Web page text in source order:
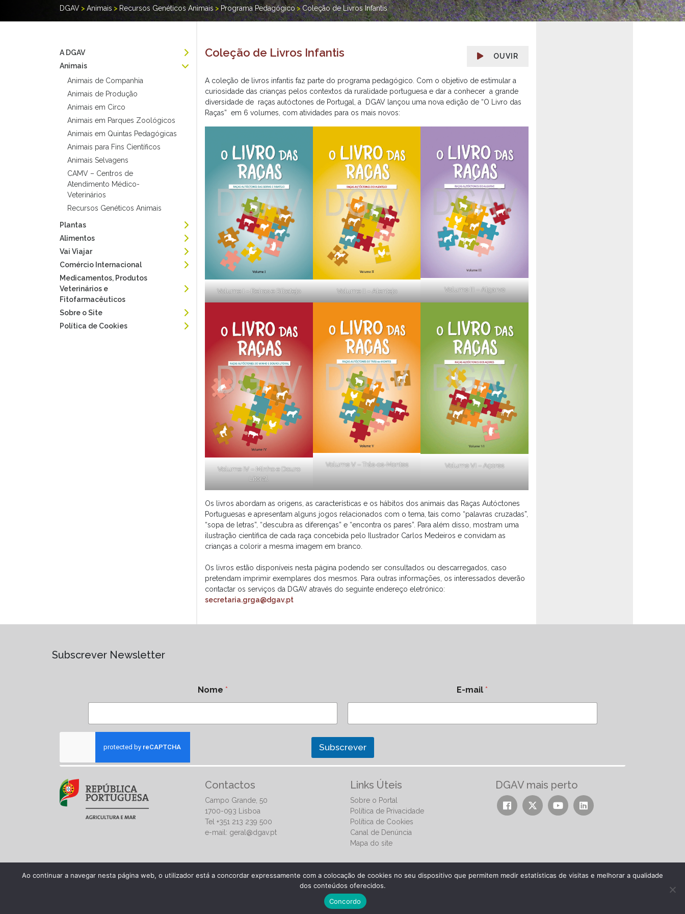
DGAV > Animais > Recursos Genéticos Animais > Programa Pedagógico>Coleção de Livros Infantis
A DGAV
Animais
Animais de Companhia
Animais de Produção
Animais em Circo
Animais em Parques Zoológicos
Animais em Quintas Pedagógicas
Animais para Fins Científicos
Animais Selvagens
CAMV – Centros de
Atendimento Médico-
Veterinários
Recursos Genéticos Animais
Plantas
Alimentos
Vai Viajar
Comércio Internacional
Medicamentos, Produtos
Veterinários e
Fitofarmacêuticos
Sobre o Site
Política de Cookies
OUVIR
Coleção de Livros Infantis
A coleção de livros infantis faz parte do programa pedagógico. Com o objetivo de estimular a
curiosidade das crianças pelos contextos da ruralidade portuguesa e dar a conhecer a grande
diversidade de raças autóctones de Portugal, a DGAV lançou uma nova edição de “O Livro das
Raças” em 6 volumes, com atividades para os mais novos:
Volume I – Beiras e Ribatejo Volume II – Alentejo Volume III – Algarve
Volume IV – Minho e Douro
Litoral
Volume V – Trás-os-Montes Volume VI – Açores
Os livros abordam as origens, as características e os hábitos dos animais das Raças Autóctones
Portuguesas e apresentam alguns jogos relacionados com o tema, tais como “palavras cruzadas”,
“sopa de letras”, “descubra as diferenças” e “encontra os pares”. Para além disso, mostram uma
ilustração científica de cada raça concebida pelo Ilustrador Carlos Medeiros e convidam as
crianças a colorir a mesma imagem em branco.
Os livros estão disponíveis nesta página podendo ser consultados ou descarregados, caso
pretendam imprimir exemplares dos mesmos. Para outras informações, os interessados deverão
contactar os serviços da DGAV através do seguinte endereço eletrónico:
secretaria.grga@dgav.pt
Subscrever Newsletter
Nome * E-mail*
Subscrever
Contactos
Campo Grande, 50
1700-093 Lisboa
Tel +351 213 239 500
e-mail: geral@dgav.pt
Links Úteis
Sobre o Portal
Política de Privacidade
Política de Cookies
Canal de Denúncia
Mapa do site
DGAV mais perto
Ao continuar a navegar nesta página web, o utilizador está a concordar expressamente com a colocação de cookies no seu dispositivo que permitem medir estatísticas de visitas e melhorar a qualidade
dos conteúdos oferecidos.
Concordo